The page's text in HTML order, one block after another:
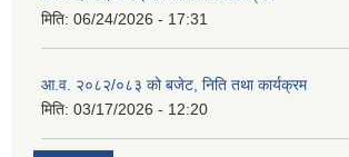
मिति: 06/24/2026 - 17:31
आ.व. २०८२/०८३ को बजेट, निति तथा कार्यक्रम
मिति: 03/17/2026 - 12:20